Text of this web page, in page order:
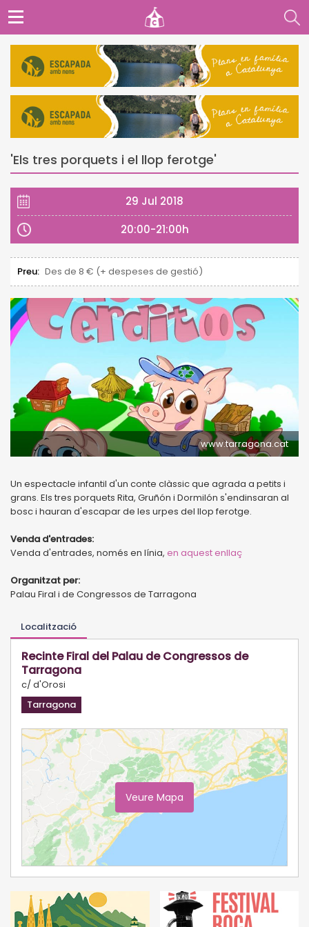
'Els tres porquets i el llop ferotge'
29 Jul 2018
20:00-21:00h
Preu: Des de 8 € (+ despeses de gestió)
www.tarragona.cat
Un espectacle infantil d'un conte clàssic que agrada a petits i
grans. Els tres porquets Rita, Gruñón i Dormilón s'endinsaran al
bosc i hauran d'escapar de les urpes del llop ferotge.
Venda d'entrades:
Venda d'entrades, només en línia, en aquest enllaç
Organitzat per:
Palau Firal i de Congressos de Tarragona
Localització
Recinte Firal del Palau de Congressos de
Tarragona
c/ d'Orosi
Tarragona
Veure Mapa